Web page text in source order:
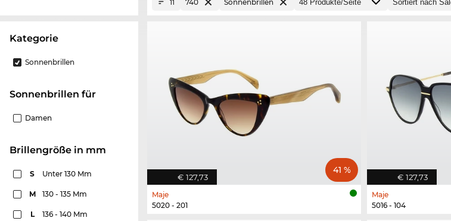
Kategorie
Sonnenbrillen
Sonnenbrillen für
Damen
Brillengröße in mm
S Unter 130 Mm
M 130 - 135 Mm
L 136 - 140 Mm
11 740 Sonnenbrillen
€ 127,73
41 %
Maje
5020 - 201
€ 127,73
Maje
5016 - 104